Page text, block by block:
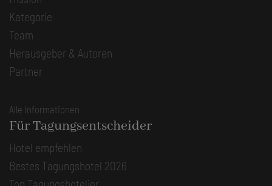
Kategorie
Team
Herausgeber & Autoren
Partner
Alle Informationen
Für Tagungsentscheider
Hotel empfehlen
Bestes Tagungshotel 2026